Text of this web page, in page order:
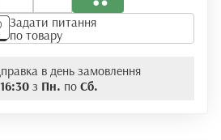
Задати питання
по товару
в день замовлення
16:30з Пн. по Сб.